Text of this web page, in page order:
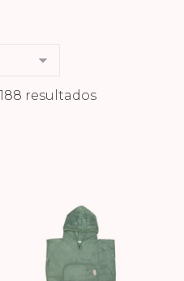
resultadosOrdenado